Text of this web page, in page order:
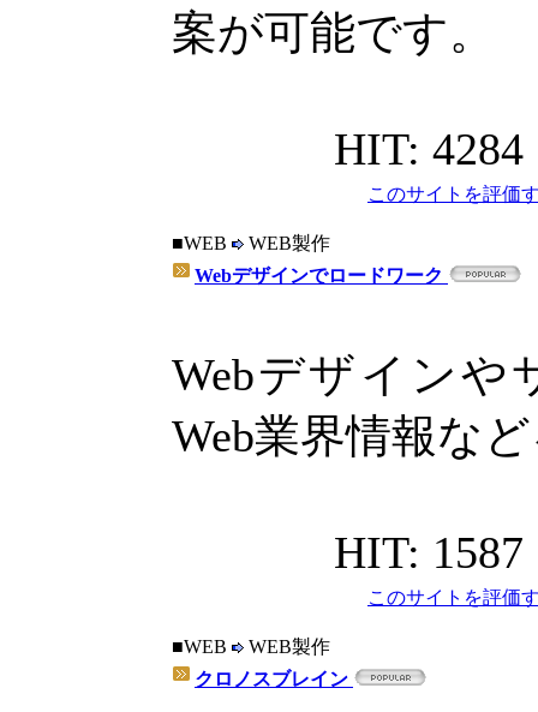
案が可能です。
HIT: 4284
このサイトを評価
■WEB
WEB製作
Webデザインでロードワーク
Webデザインや
Web業界情報な
HIT: 1587
このサイトを評価
■WEB
WEB製作
クロノスブレイン